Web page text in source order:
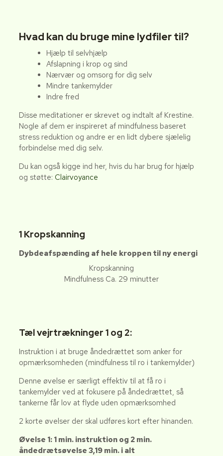
Hvad kan du bruge mine lydfiler til?
Hjælp til selvhjælp
Afslapning i krop og sind
Nærvær og omsorg for dig selv
Mindre tankemylder
Indre fred
Disse meditationer er skrevet og indtalt af Krestine.
Nogle af dem er inspireret af mindfulness baseret
stress reduktion og andre er en lidt dybere sjælelig
forbindelse med dig selv.
Du kan også kigge ind her, hvis du har brug for hjælp
og støtte: Clairvoyance
1 Kropskanning
Dybdeafspænding af hele kroppen til ny energi
Kropskanning
Mindfulness Ca. 29 minutter
Tæl vejrtrækninger 1 og 2:
Instruktion i at bruge åndedrættet som anker for
opmærksomheden (mindfulness til ro i tankemylder)
Denne øvelse er særligt effektiv til at få ro i
tankemylder ved at fokusere på åndedrættet, så
tankerne får lov at flyde uden opmærksomhed
2 korte øvelser der skal udføres kort efter hinanden.
Øvelse 1: 1 min. instruktion og 2 min.
åndedrætsøvelse 3,19 min. i alt